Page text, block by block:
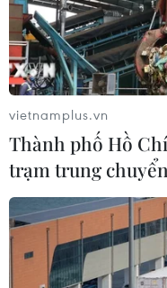
Canada đứng
rác nhiều nhất
vietnamplus.vn
Thành phố Hồ
trạm trung